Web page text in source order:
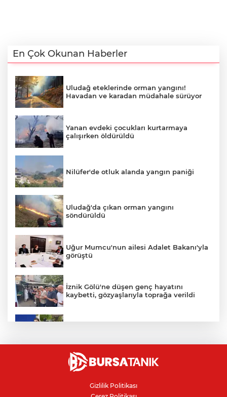
En Çok Okunan Haberler
Uludağ eteklerinde orman yangını!
Havadan ve karadan müdahale sürüyor
Yanan evdeki çocukları kurtarmaya
çalışırken öldürüldü
Nilüfer'de otluk alanda yangın paniği
Uludağ'da çıkan orman yangını
söndürüldü
Uğur Mumcu'nun ailesi Adalet Bakanı'yla
görüştü
İznik Gölü'ne düşen genç hayatını
kaybetti, gözyaşlarıyla toprağa verildi
Bursa'da vatandaşa zorla hesap açtırıp
kara para aklayan çeteye operasyon
Gizlilik Politikası